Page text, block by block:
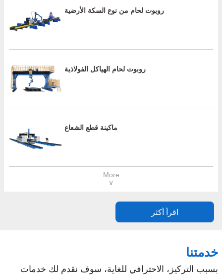
روبوت لحام من نوع السكة الأرضية
روبوت لحام الهياكل الفولاذية
ماكينة قطع الشعاع
More
∨
اقرأ أكثر
خدمتنا
بسبب التركيز، الاحترافي للغاية، سوف نقدم لك خدمات